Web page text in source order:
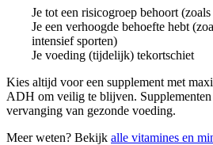
Je tot een risicogroep behoort
Je een verhoogde behoefte hebt
intensief sporten)
Je voeding (tijdelijk) tekortschiet
Kies altijd voor een supplement met
ADH om veilig te blijven.
vervanging van gezonde voeding.
Meer weten? Bekijk alle vitamines en